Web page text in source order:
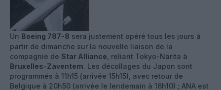
Un Boeing 787-8 sera justement opéré tous les jours à
partir de dimanche sur la nouvelle liaison de la
compagnie de Star Alliance , reliant Tokyo-Narita à
Bruxelles-Zaventem. Les décollages du Japon sont
programmés à 11h15 (arrivée 15h15), avec retour de
Belgique à 20h50 (arrivée le lendemain à 16h10) ; ANA est